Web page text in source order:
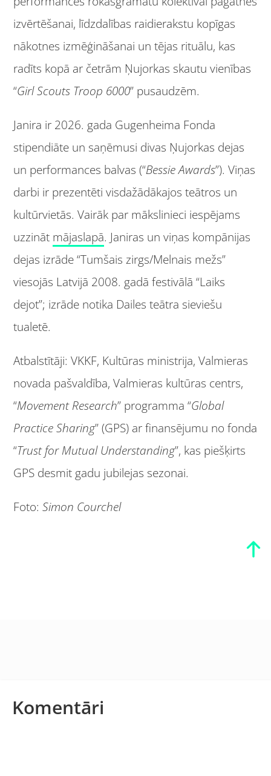
izvērtēšanai, līdzdalības raidierakstu kopīgas
nākotnes izmēģināšanai un tējas rituālu, kas
radīts kopā ar četrām Ņujorkas skautu vienības
“Girl Scouts Troop 6000” pusaudzēm.
Janira ir 2026. gada Gugenheima Fonda
stipendiāte un saņēmusi divas Ņujorkas dejas
un performances balvas (“Bessie Awards”). Viņas
darbi ir prezentēti visdažādākajos teātros un
kultūrvietās. Vairāk par mākslinieci iespējams
uzzināt mājaslapā. Janiras un viņas kompānijas
dejas izrāde “Tumšais zirgs/Melnais mežs”
viesojās Latvijā 2008. gadā festivālā “Laiks
dejot”; izrāde notika Dailes teātra sieviešu
tualetē.
Atbalstītāji: VKKF, Kultūras ministrija, Valmieras
novada pašvaldība, Valmieras kultūras centrs,
“Movement Research” programma “Global
Practice Sharing” (GPS) ar finansējumu no fonda
“Trust for Mutual Understanding”, kas piešķirts
GPS desmit gadu jubilejas sezonai.
Foto:Simon Courchel
Komentāri